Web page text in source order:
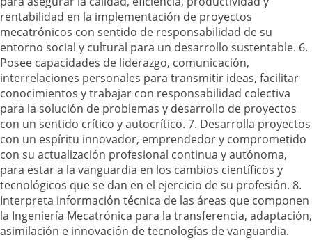
rentabilidad en la implementación de proyectos
mecatrónicos con sentido de responsabilidad de su
entorno social y cultural para un desarrollo sustentable. 6.
Posee capacidades de liderazgo, comunicación,
interrelaciones personales para transmitir ideas, facilitar
conocimientos y trabajar con responsabilidad colectiva
para la solución de problemas y desarrollo de proyectos
con un sentido crítico y autocrítico. 7. Desarrolla proyectos
con un espíritu innovador, emprendedor y comprometido
con su actualización profesional continua y autónoma,
para estar a la vanguardia en los cambios científicos y
tecnológicos que se dan en el ejercicio de su profesión. 8.
Interpreta información técnica de las áreas que componen
la Ingeniería Mecatrónica para la transferencia, adaptación,
asimilación e innovación de tecnologías de vanguardia.